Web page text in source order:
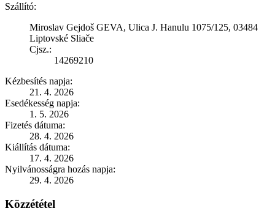
Szállító:
Miroslav Gejdoš GEVA, Ulica J. Hanulu 1075/125, 03484
Liptovské Sliače
Cjsz.:
14269210
Kézbesítés napja:
21. 4. 2026
Esedékesség napja:
1. 5. 2026
Fizetés dátuma:
28. 4. 2026
Kiállítás dátuma:
17. 4. 2026
Nyilvánosságra hozás napja:
29. 4. 2026
Közzététel